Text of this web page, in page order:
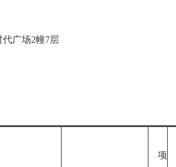
广场2幢7层
项